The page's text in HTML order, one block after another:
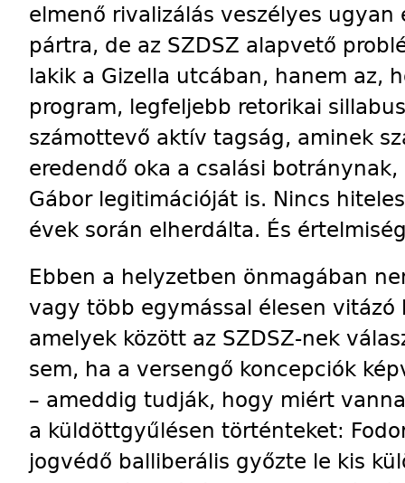
elmenő rivalizálás veszélyes
pártra, de az SZDSZ alapvető
lakik a Gizella utcában, hanem az,
program, legfeljebb retorikai
számottevő aktív tagság, aminek
eredendő oka a csalási
Gábor legitimációját is. Nincs
évek során elherdálta. És
Ebben a helyzetben önmagában
vagy több egymással élesen vitázó
amelyek között az SZDSZ-nek
sem, ha a versengő koncepciók
– ameddig tudják, hogy miért
a küldöttgyűlésen történteket:
jogvédő balliberális győzte le kis